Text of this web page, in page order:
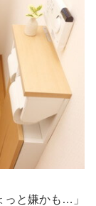
っと嫌かも…」